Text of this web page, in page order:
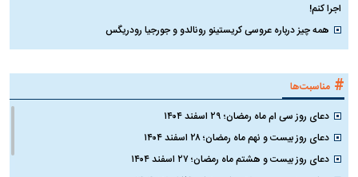
اجرا کنم!
همه چیز درباره عروسی کریستینو رونالدو و جورجیا رودریگس
# مناسبت‌ها
دعای روز سی ام ماه رمضان؛ ۲۹ اسفند ۱۴۰۴
دعای روز بیست و نهم ماه رمضان؛ ۲۸ اسفند ۱۴۰۴
دعای روز بیست و هشتم ماه رمضان؛ ۲۷ اسفند ۱۴۰۴